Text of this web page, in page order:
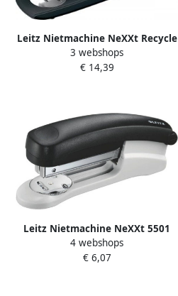
Leitz Nietmachine NeXXt Recycle
30vel 24 6 zwart
3 webshops
€ 14,39
Leitz Nietmachine NeXXt 5501
25vel 24 6 zwart
4 webshops
€ 6,07